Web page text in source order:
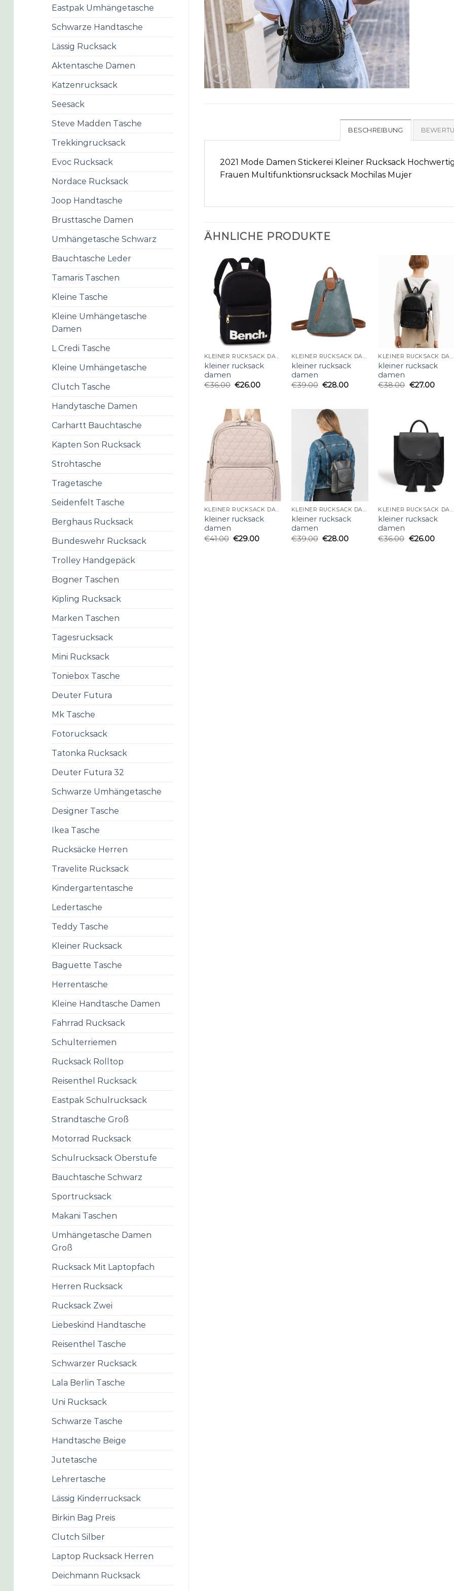
Eastpak Umhängetasche
Schwarze Handtasche
Lässig Rucksack
Aktentasche Damen
Katzenrucksack
Seesack
Steve Madden Tasche
Trekkingrucksack
Evoc Rucksack
Nordace Rucksack
Joop Handtasche
Brusttasche Damen
Umhängetasche Schwarz
Bauchtasche Leder
Tamaris Taschen
Kleine Tasche
Kleine Umhängetasche
Damen
L Credi Tasche
Kleine Umhängetasche
Clutch Tasche
Handytasche Damen
Carhartt Bauchtasche
Kapten Son Rucksack
Strohtasche
Tragetasche
Seidenfelt Tasche
Berghaus Rucksack
Bundeswehr Rucksack
Trolley Handgepäck
Bogner Taschen
Kipling Rucksack
Marken Taschen
Tagesrucksack
Mini Rucksack
Toniebox Tasche
Deuter Futura
Mk Tasche
Fotorucksack
Tatonka Rucksack
Deuter Futura 32
Schwarze Umhängetasche
Designer Tasche
Ikea Tasche
Rucksäcke Herren
Travelite Rucksack
Kindergartentasche
Ledertasche
Teddy Tasche
Kleiner Rucksack
Baguette Tasche
Herrentasche
Kleine Handtasche Damen
Fahrrad Rucksack
Schulterriemen
Rucksack Rolltop
Reisenthel Rucksack
Eastpak Schulrucksack
Strandtasche Groß
Motorrad Rucksack
Schulrucksack Oberstufe
Bauchtasche Schwarz
Sportrucksack
Makani Taschen
Umhängetasche Damen
Groß
Rucksack Mit Laptopfach
Herren Rucksack
Rucksack Zwei
Liebeskind Handtasche
Reisenthel Tasche
Schwarzer Rucksack
Lala Berlin Tasche
Uni Rucksack
Schwarze Tasche
Handtasche Beige
Jutetasche
Lehrertasche
Lässig Kinderrucksack
Birkin Bag Preis
Clutch Silber
Laptop Rucksack Herren
Deichmann Rucksack
BESCHREIBUNG
2021 Mode Damen Stickerei Kleiner Rucksack
Frauen Multifunktionsrucksack Mochilas Mujer
ÄHNLICHE PRODUKTE
KLEINER RUCKSACK DAMEN
kleiner rucksack
damen
€36.00 €26.00
KLEINER RUCKSACK DAMEN
kleiner rucksack
damen
€39.00 €28.00
KLEINER RUCKSACK DAMEN
kleiner rucksack
damen
€38.00 €27.00
KLEINER RUCKSACK DAMEN
kleiner rucksack
damen
€41.00 €29.00
KLEINER RUCKSACK DAMEN
kleiner rucksack
damen
€39.00 €28.00
KLEINER RUCKSACK DAMEN
kleiner rucksack
damen
€36.00 €26.00